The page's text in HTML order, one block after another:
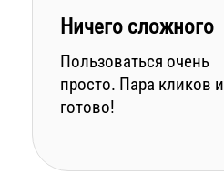
Ничего сложного
Пользоваться очень
просто. Пара кликов и
готово!